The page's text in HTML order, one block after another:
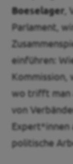
Boeselager
Parlament,
einführen:
Kommission,
wo trifft man
von
Expert*innen
politische